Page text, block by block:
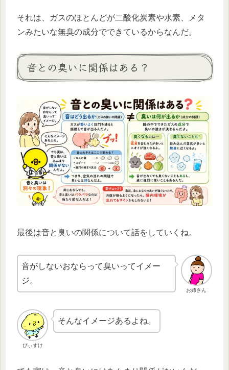
それは、ガスのほとんどが二酸化炭素や水素、メタ
ンみたいな無臭の成分でできているからなんだ。
音との臭いに関係はある？
最後は音と臭いの関係について話をしていくね。
お姉さん
音がしないおならって臭いってイメー
ジ。
ぴぃすけ
そんなイメージあるよね。